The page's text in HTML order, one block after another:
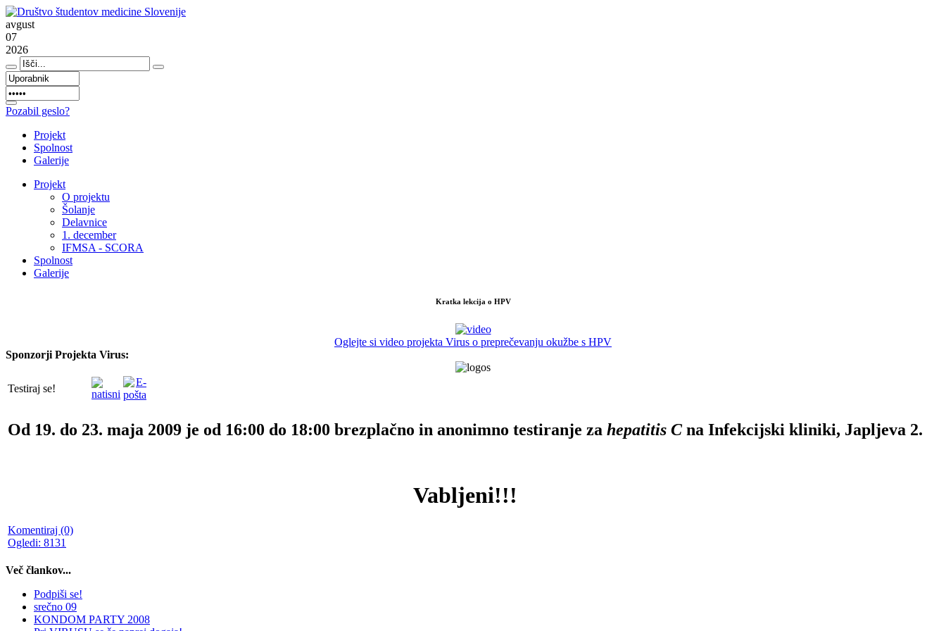
avgust
07
2026
Pozabil geslo?
Projekt
Spolnost
Galerije
Projekt
O projektu
Šolanje
Delavnice
1. december
IFMSA - SCORA
Spolnost
Galerije
Kratka lekcija o HPV
Oglejte si video projekta Virus o preprečevanju okužbe s HPV
Sponzorji Projekta Virus:
Testiraj se!
Od 19. do 23. maja 2009 je od 16:00 do 18:00 brezplačno in anonimno testiranje za hepatitis Cna Infekcijski kliniki, Japljeva 2.
Vabljeni!!!
Komentiraj (0)
Ogledi: 8131
Več člankov...
Podpiši se!
srečno 09
KONDOM PARTY 2008